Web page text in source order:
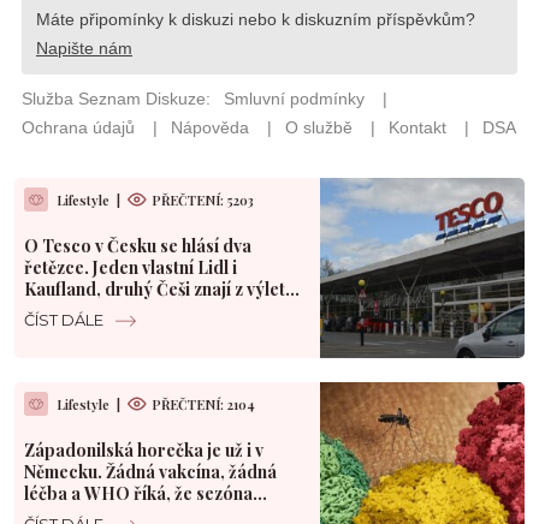
Lifestyle | PŘEČTENÍ: 5203
O Tesco v Česku se hlásí dva
řetězce. Jeden vlastní Lidl i
Kaufland, druhý Češi znají z výletů
do Polska
ČÍST DÁLE
Lifestyle | PŘEČTENÍ: 2104
Západonilská horečka je už i v
Německu. Žádná vakcína, žádná
léčba a WHO říká, že sezóna
teprve začíná